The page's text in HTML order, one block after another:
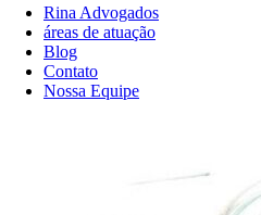
Rina Advogados
áreas de atuação
Blog
Contato
Nossa Equipe